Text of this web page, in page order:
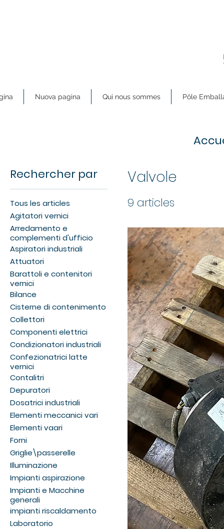
Nuova pagina Qui nous sommes Pôle
Rechercher par
Tous les articles
Agitatori vernici
Arredamento e
complementi d'ufficio
Aspiratori industriali
Attuatori
Barattoli e contenitori
vernici
Bilance
Cisterne di contenimento
Collettori
Componenti elettrici
Condizionatori industriali
Confezionatrici latte
vernici
Contalitri
Depuratori
Dosatrici industriali
Elementi meccanici vari
Elementi vaari
Forni
Griglie\passerelle
Illuminazione
Impianti aspirazione
Impianti e Macchine
generali
impianti riscaldamento
Laboratorio
Valvole
9 articles